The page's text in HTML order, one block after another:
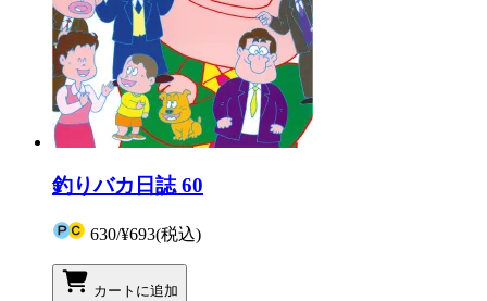
釣りバカ日誌 60
630/¥693(税込)
カートに追加